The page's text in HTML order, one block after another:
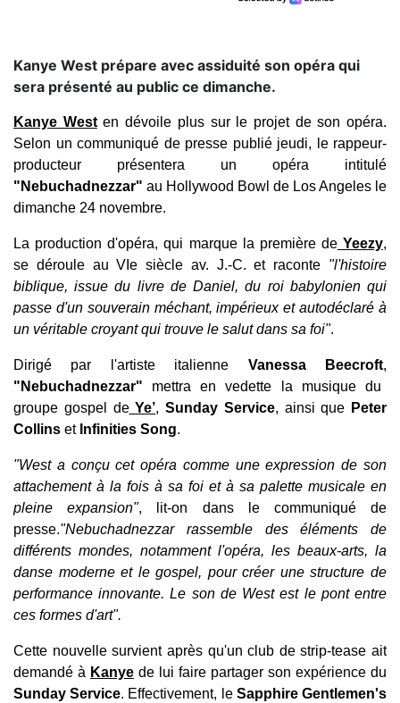
Kanye West prépare avec assiduité son opéra qui
sera présenté au public ce dimanche.
Kanye Westen dévoile plus sur le projet de son opéra.
Selon un communiqué de presse publié jeudi, le rappeur-
producteur présentera un opéra intitulé
"Nebuchadnezzar" au Hollywood Bowl de Los Angeles le
dimanche 24 novembre.
La production d'opéra, qui marque la première de Yeezy,
se déroule au VIe siècle av. J.-C. et raconte "l'histoire
biblique, issue du livre de Daniel, du roi babylonien qui
passe d'un souverain méchant, impérieux et autodéclaré à
un véritable croyant qui trouve le salut dans sa foi".
Dirigé par l'artiste italienne Vanessa Beecroft,
"Nebuchadnezzar" mettra en vedette la musique du
groupe gospel deYe’, Sunday Service, ainsi que Peter
Collins et Infinities Song.
"West a conçu cet opéra comme une expression de son
attachement à la fois à sa foi et à sa palette musicale en
pleine expansion", lit-on dans le communiqué de
presse."Nebuchadnezzar rassemble des éléments de
différents mondes, notamment l'opéra, les beaux-arts, la
danse moderne et le gospel, pour créer une structure de
performance innovante. Le son de West est le pont entre
ces formes d'art".
Cette nouvelle survient après qu'un club de strip-tease ait
demandé à Kanye de lui faire partager son expérience du
Sunday Service. Effectivement, le Sapphire Gentlemen's